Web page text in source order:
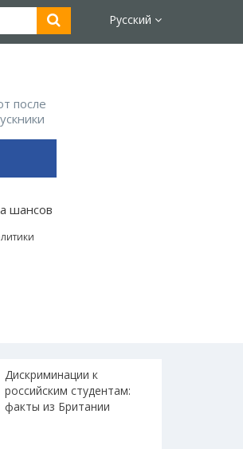
Русский
после
шансов
Дискриминации к
российским студентам:
факты из Британии